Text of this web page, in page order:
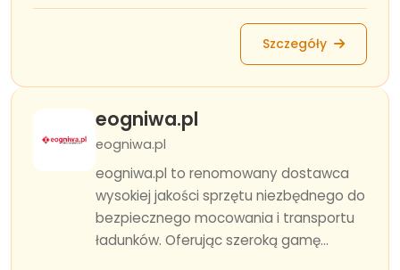
Szczegóły
eogniwa.pl
eogniwa.pl
eogniwa.pl to renomowany dostawca
wysokiej jakości sprzętu niezbędnego do
bezpiecznego mocowania i transportu
ładunków. Oferując szeroką gamę...